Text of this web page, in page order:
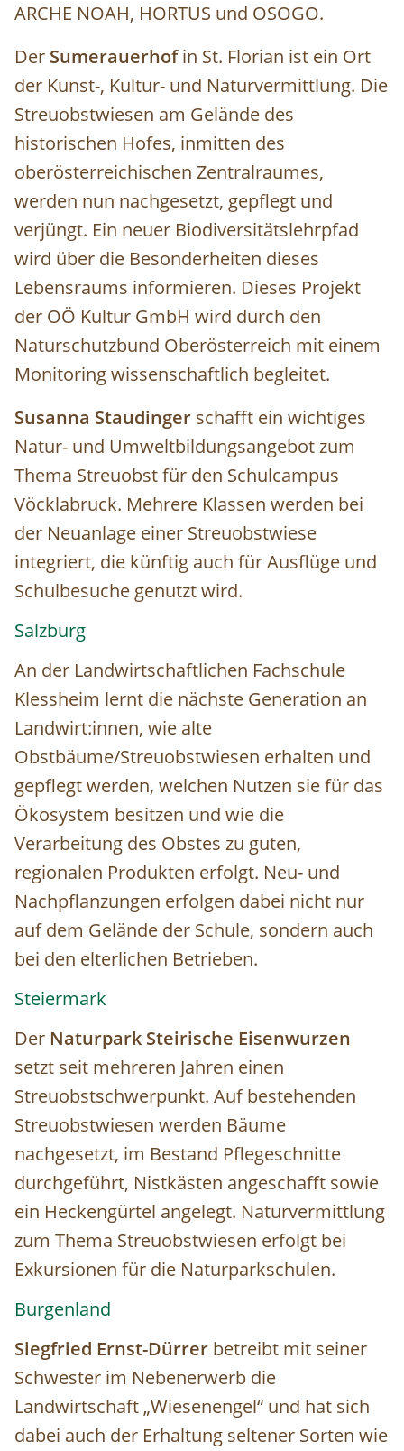
ARCHE NOAH, HORTUS und OSOGO.
Der Sumerauerhofin St. Florian ist ein Ort
der Kunst-, Kultur- und Naturvermittlung. Die
Streuobstwiesen am Gelände des
historischen Hofes, inmitten des
oberösterreichischen Zentralraumes,
werden nun nachgesetzt, gepflegt und
verjüngt. Ein neuer Biodiversitätslehrpfad
wird über die Besonderheiten dieses
Lebensraums informieren. Dieses Projekt
der OÖ Kultur GmbH wird durch den
Naturschutzbund Oberösterreich mit einem
Monitoring wissenschaftlich begleitet.
Susanna Staudinger schafft ein wichtiges
Natur- und Umweltbildungsangebot zum
Thema Streuobst für den Schulcampus
Vöcklabruck. Mehrere Klassen werden bei
der Neuanlage einer Streuobstwiese
integriert, die künftig auch für Ausflüge und
Schulbesuche genutzt wird.
Salzburg
An der Landwirtschaftlichen Fachschule
Klessheim lernt die nächste Generation an
Landwirt:innen, wie alte
Obstbäume/Streuobstwiesen erhalten und
gepflegt werden, welchen Nutzen sie für das
Ökosystem besitzen und wie die
Verarbeitung des Obstes zu guten,
regionalen Produkten erfolgt. Neu- und
Nachpflanzungen erfolgen dabei nicht nur
auf dem Gelände der Schule, sondern auch
bei den elterlichen Betrieben.
Steiermark
Der Naturpark Steirische Eisenwurzen
setzt seit mehreren Jahren einen
Streuobstschwerpunkt. Auf bestehenden
Streuobstwiesen werden Bäume
nachgesetzt, im Bestand Pflegeschnitte
durchgeführt, Nistkästen angeschafft sowie
ein Heckengürtel angelegt. Naturvermittlung
zum Thema Streuobstwiesen erfolgt bei
Exkursionen für die Naturparkschulen.
Burgenland
Siegfried Ernst-Dürrer betreibt mit seiner
Schwester im Nebenerwerb die
Landwirtschaft „Wiesenengel“ und hat sich
dabei auch der Erhaltung seltener Sorten wie